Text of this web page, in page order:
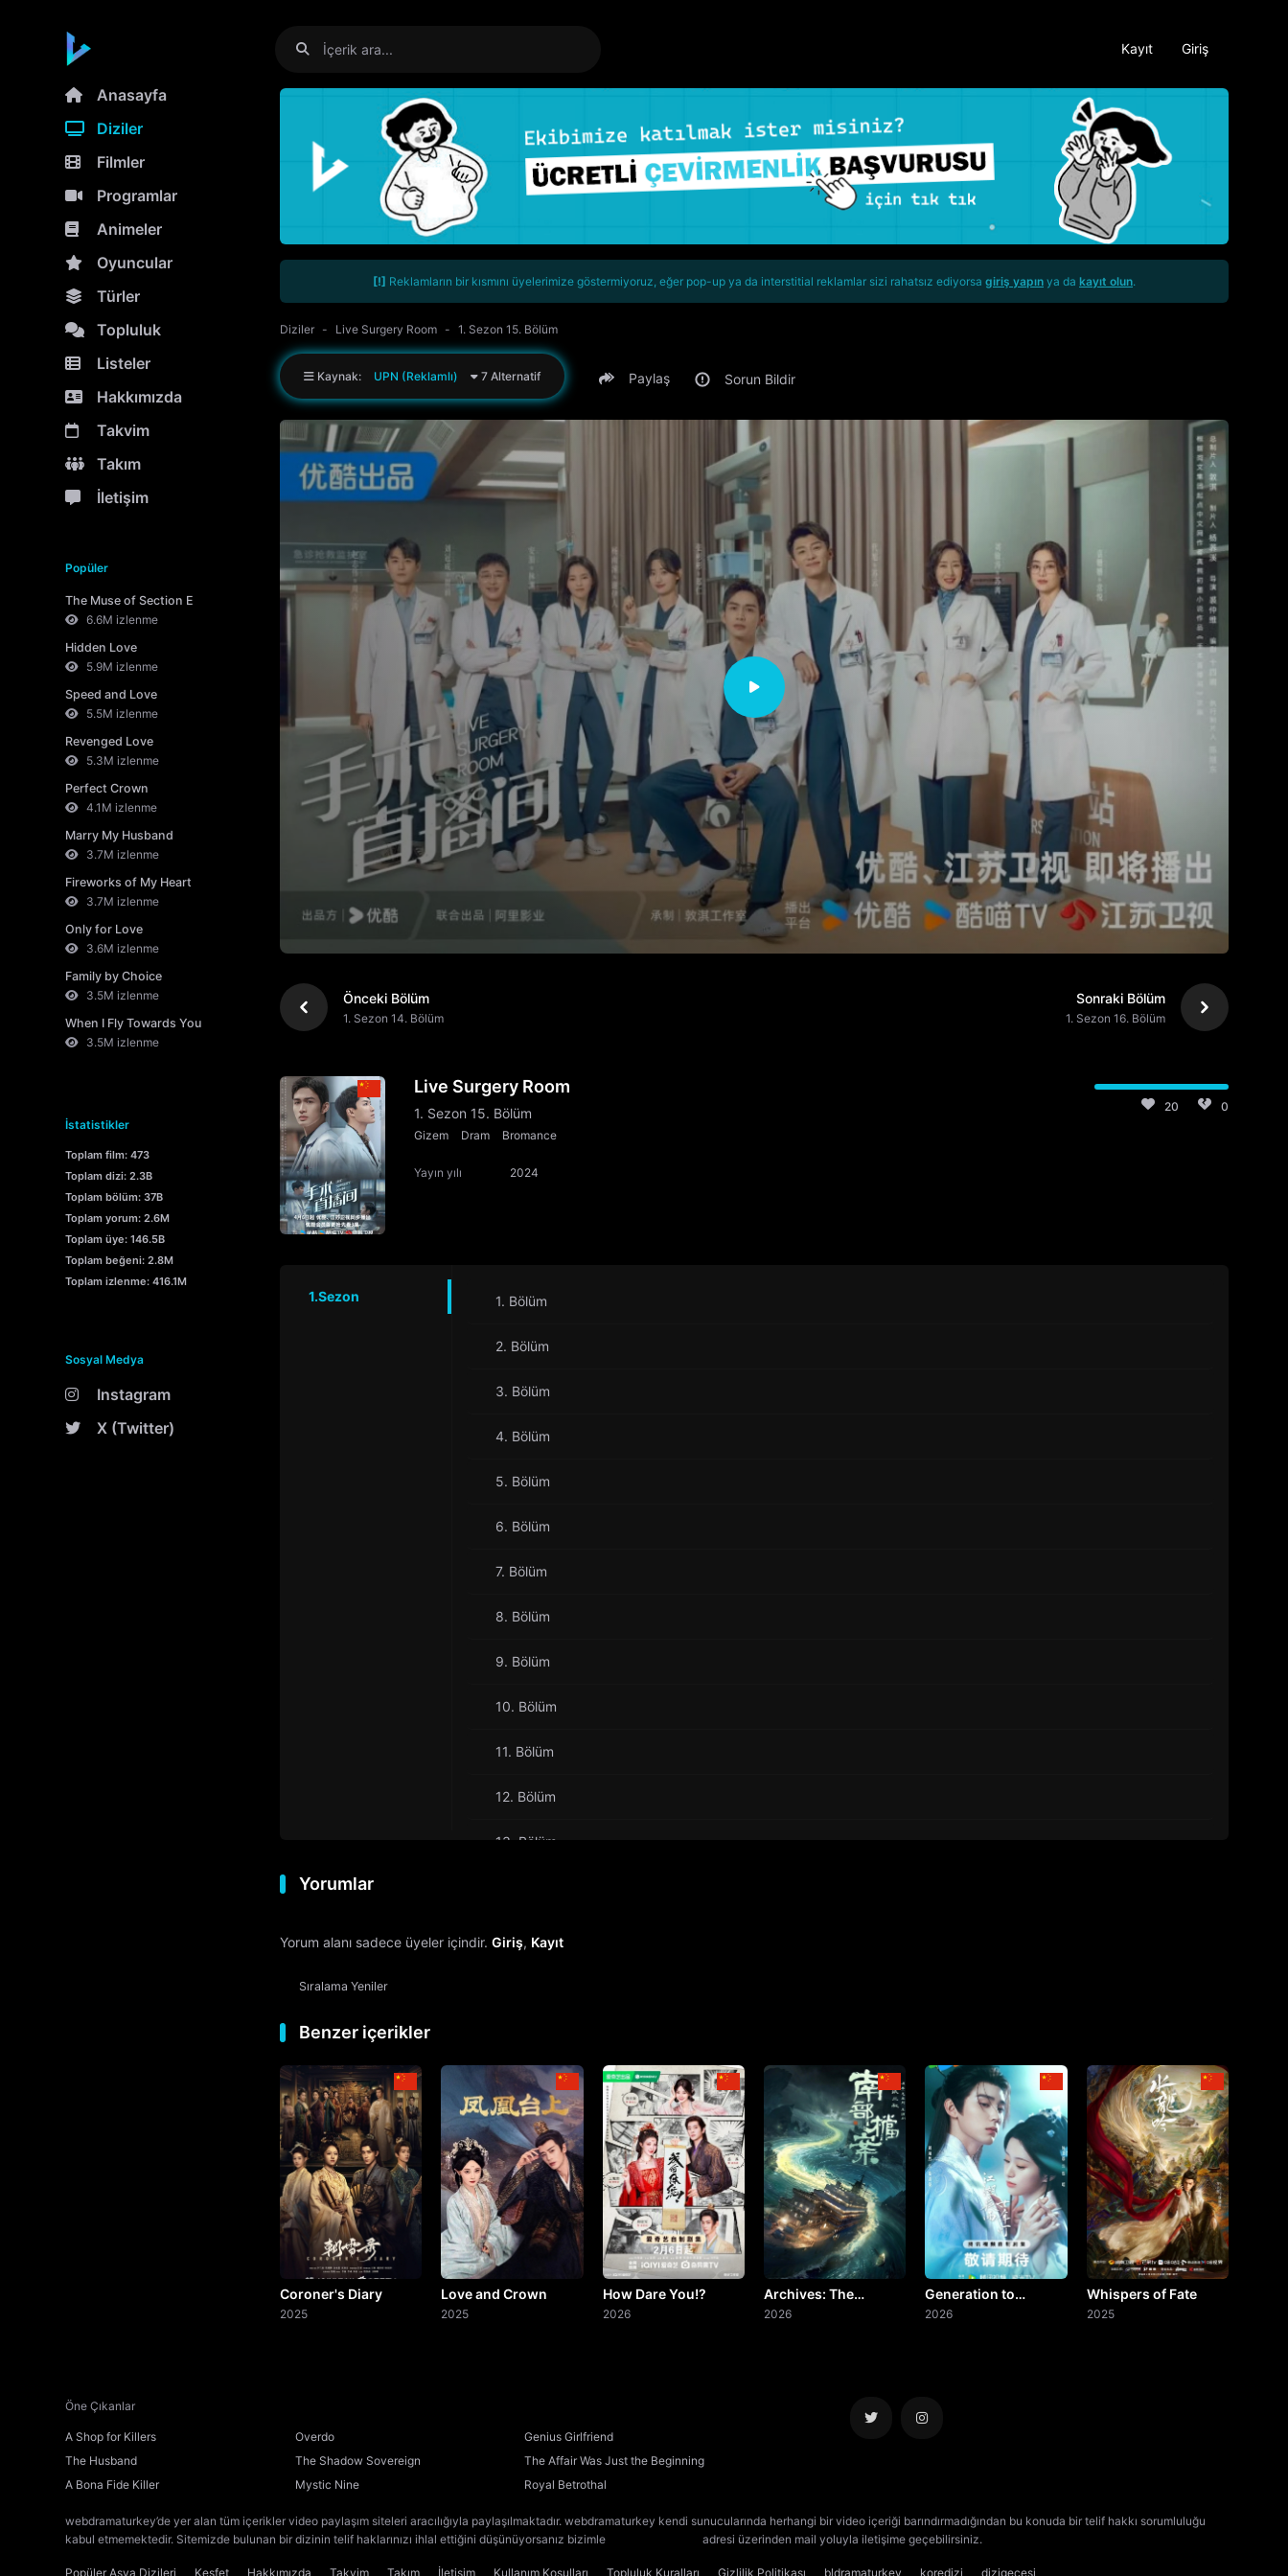
Kayıt Giriş
Anasayfa
Diziler
Filmler
Programlar
Animeler
Oyuncular
Türler
Topluluk
Listeler
Hakkımızda
Takvim
Takım
İletişim
Popüler
The Muse of Section E
6.6M izlenme
Hidden Love
5.9M izlenme
Speed and Love
5.5M izlenme
Revenged Love
5.3M izlenme
Perfect Crown
4.1M izlenme
Marry My Husband
3.7M izlenme
Fireworks of My Heart
3.7M izlenme
Only for Love
3.6M izlenme
Family by Choice
3.5M izlenme
When I Fly Towards You
3.5M izlenme
İstatistikler
Toplam film: 473
Toplam dizi: 2.3B
Toplam bölüm: 37B
Toplam yorum: 2.6M
Toplam üye: 146.5B
Toplam beğeni: 2.8M
Toplam izlenme: 416.1M
Sosyal Medya
Instagram
X (Twitter)
[!] Reklamların bir kısmını üyelerimize göstermiyoruz, eğer pop-up ya da interstitial reklamlar sizi rahatsız ediyorsa giriş yapın ya da kayıt olun.
Diziler Live Surgery Room 1. Sezon 15. Bölüm
Kaynak: UPN (Reklamlı) 7 Alternatif Paylaş Sorun Bildir
Önceki Bölüm
1. Sezon 14. Bölüm
Sonraki Bölüm
1. Sezon 16. Bölüm
Live Surgery Room
1. Sezon 15. Bölüm
Gizem Dram Bromance
Yayın yılı 2024
20 0
1.Sezon 1. Bölüm
2. Bölüm
3. Bölüm
4. Bölüm
5. Bölüm
6. Bölüm
7. Bölüm
8. Bölüm
9. Bölüm
10. Bölüm
11. Bölüm
12. Bölüm
13. Bölüm
18. Bölüm
19. Bölüm
20. Bölüm
21. Bölüm
22. Bölüm
23. Bölüm
28. Bölüm Final
Yorumlar
Yorum alanı sadece üyeler içindir. Giriş, Kayıt
Sıralama Yeniler
Benzer içerikler
Coroner's Diary
2025
Love and Crown
2025
How Dare You!?
2026
Archives: The
Nanyang Mystery
2026
Generation to
Generation
2026
Whispers of Fate
2025
Öne Çıkanlar
A Shop for Killers Overdo
Genius Girlfriend
The Husband
The Shadow Sovereign
The Affair Was Just the Beginning
A Bona Fide Killer
Mystic Nine Royal Betrothal
webdramaturkey’de yer alan tüm içerikler video paylaşım siteleri aracılığıyla paylaşılmaktadır. webdramaturkey kendi sunucularında herhangi bir video içeriği barındırmadığından bu konuda bir telif hakkı sorumluluğu
kabul etmemektedir. Sitemizde bulunan bir dizinin telif haklarınızı ihlal ettiğini düşünüyorsanız bizimle
adresi üzerinden mail yoluyla iletişime geçebilirsiniz.
Popüler Asya Dizileri Keşfet Hakkımızda Takvim Takım İletişim Kullanım Koşulları Topluluk Kuralları Gizlilik Politikası bldramaturkey koredizi dizigecesi